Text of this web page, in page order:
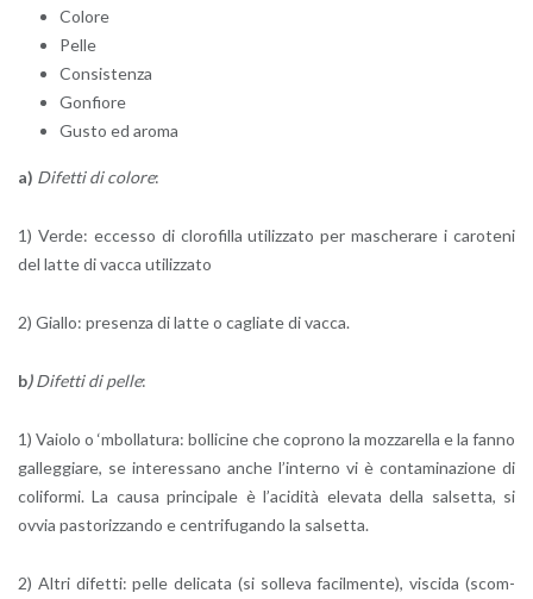
Co­lo­re
Pelle
Con­si­sten­za
Gon­fio­re
Gusto ed aroma
a) Di­fet­ti di co­lo­re:
1) Verde: ec­ces­so di clo­ro­fil­la uti­liz­za­to per ma­sche­ra­re i ca­ro­te­ni
del latte di vacca uti­liz­za­to
2) Gial­lo: pre­sen­za di latte o ca­glia­te di vacca.
b)Di­fet­ti di pelle:
1) Va­io­lo o ‘mbol­la­tu­ra: bol­li­ci­ne che co­pro­no la moz­za­rel­la e la fanno
gal­leg­gia­re, se in­te­res­sa­no anche l’in­ter­no vi è con­ta­mi­na­zio­ne di
co­li­for­mi. La causa prin­ci­pa­le è l’a­ci­di­tà ele­va­ta della sal­set­ta, si
ovvia pa­sto­riz­zan­do e cen­tri­fu­gan­do la sal­set­ta.
2) Altri di­fet­ti: pelle de­li­ca­ta (si sol­le­va fa­cil­men­te), vi­sci­da (scom­